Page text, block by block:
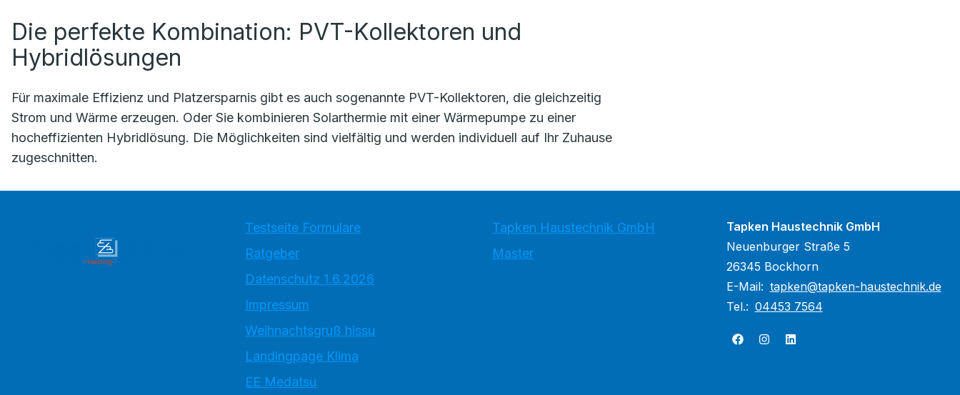
Die perfekte Kombination: PVT-Kollektoren und
Hybridlösungen
Für maximale Effizienz und Platzersparnis gibt es auch sogenannte PVT-Kollektoren, die gleichzeitig
Strom und Wärme erzeugen. Oder Sie kombinieren Solarthermie mit einer Wärmepumpe zu einer
hocheffizienten Hybridlösung. Die Möglichkeiten sind vielfältig und werden individuell auf Ihr Zuhause
zugeschnitten.
Testseite Formulare
Ratgeber
Datenschutz 1.6.2026
Impressum
Weihnachtsgruß hissu
Landingpage Klima
EE Medatsu
Tapken Haustechnik GmbH
Master
Tapken Haustechnik GmbH
Neuenburger Straße 5
26345 Bockhorn
E-Mail: tapken@tapken-haustechnik.de
Tel.: 04453 7564